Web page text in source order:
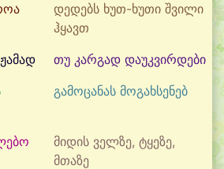
დედებს ხუთ-ხუთი შვილი
ჰყავთ
თუ კარგად დაუკვირდები
გამოცანას მოგახსენებ
მიდის ველზე, ტყეზე,
მთაზე